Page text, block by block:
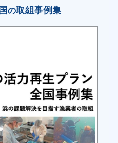
理者に対して魚道の改良
きたが、まだ多くの河川
要であることから、引き
、自らも魚道の見回りや
取り組む。(継続)
を通じた消費地側から
の要望を踏まえて、ヒラ
の取組を進めるべく関係
の取組事例集